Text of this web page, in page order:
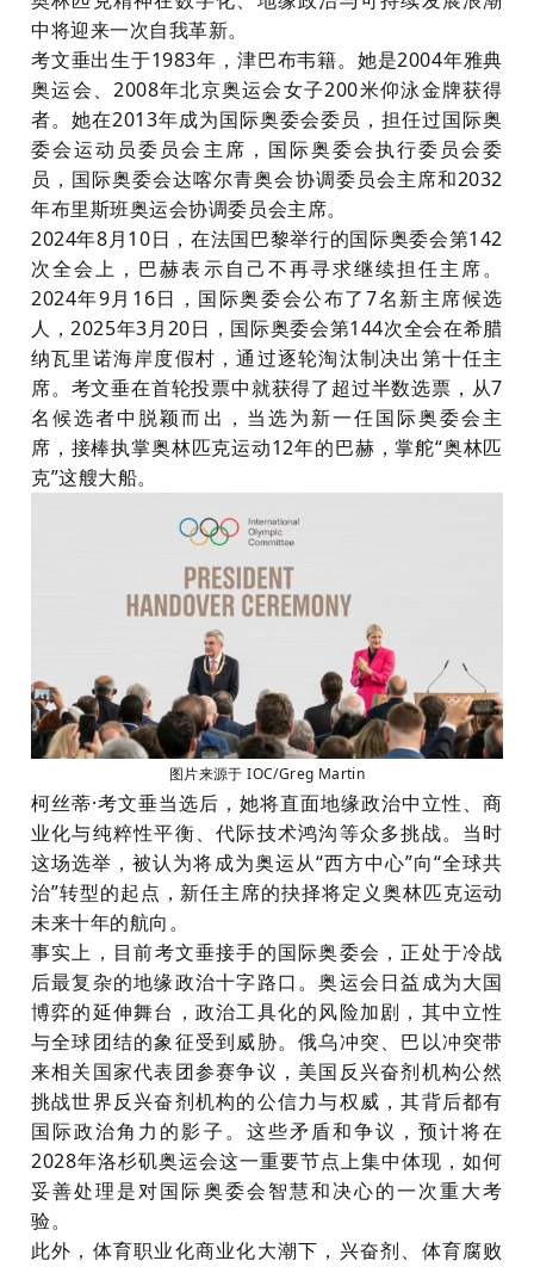
中将迎来一次自我革新。
考文垂出生于1983年，津巴布韦籍。她是2004年雅典
奥运会、2008年北京奥运会女子200米仰泳金牌获得
者。她在2013年成为国际奥委会委员，担任过国际奥
委会运动员委员会主席，国际奥委会执行委员会委
员，国际奥委会达喀尔青奥会协调委员会主席和2032
年布里斯班奥运会协调委员会主席。
2024年8月10日，在法国巴黎举行的国际奥委会第142
次全会上，巴赫表示自己不再寻求继续担任主席。
2024年9月16日，国际奥委会公布了7名新主席候选
人，2025年3月20日，国际奥委会第144次全会在希腊
纳瓦里诺海岸度假村，通过逐轮淘汰制决出第十任主
席。 考文垂在首轮投票中就获得了超过半数选票，从7
名候选者中脱颖而出，当选为新一任国际奥委会主
席， 接棒执掌奥林匹克运动12年的巴赫，掌舵“奥林匹
克”这艘大船。
图片来源于 IOC/Greg Martin
柯丝蒂·考文垂当选后，她将直面地缘政治中立性、商
业化与纯粹性平衡、代际技术鸿沟等众多挑战。当时
这场选举，被认为将成为奥运从“西方中心”向“全球共
治”转型的起点，新任主席的抉择将定义奥林匹克运动
未来十年的航向。
事实上，目前考文垂接手的国际奥委会，正处于冷战
后最复杂的地缘政治十字路口。奥运会日益成为大国
博弈的延伸舞台，政治工具化的风险加剧，其中立性
与全球团结的象征受到威胁。俄乌冲突、巴以冲突带
来相关国家代表团参赛争议，美国反兴奋剂机构公然
挑战世界反兴奋剂机构的公信力与权威，其背后都有
国际政治角力的影子。这些矛盾和争议，预计将在
2028年洛杉矶奥运会这一重要节点上集中体现，如何
妥善处理是对国际奥委会智慧和决心的一次重大考
验。
此外，体育职业化商业化大潮下，兴奋剂、体育腐败